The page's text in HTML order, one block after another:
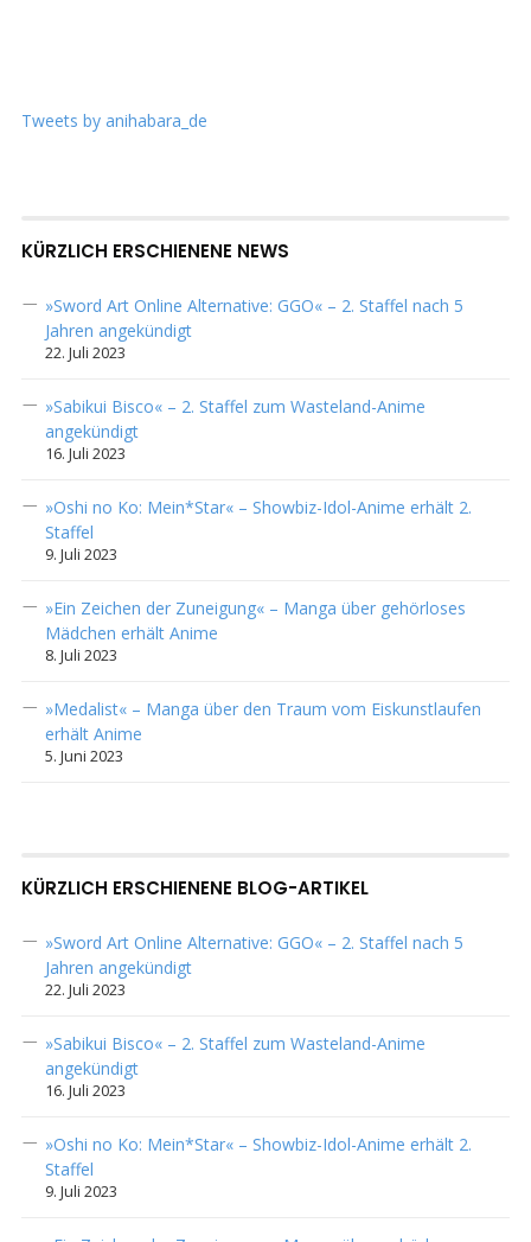
Tweets by anihabara_de
KÜRZLICH ERSCHIENENE NEWS
»Sword Art Online Alternative: GGO« – 2. Staffel nach 5
Jahren angekündigt
22. Juli 2023
»Sabikui Bisco« – 2. Staffel zum Wasteland-Anime
angekündigt
16. Juli 2023
»Oshi no Ko: Mein*Star« – Showbiz-Idol-Anime erhält 2.
Staffel
9. Juli 2023
»Ein Zeichen der Zuneigung« – Manga über gehörloses
Mädchen erhält Anime
8. Juli 2023
»Medalist« – Manga über den Traum vom Eiskunstlaufen
erhält Anime
5. Juni 2023
KÜRZLICH ERSCHIENENE BLOG-ARTIKEL
»Sword Art Online Alternative: GGO« – 2. Staffel nach 5
Jahren angekündigt
22. Juli 2023
»Sabikui Bisco« – 2. Staffel zum Wasteland-Anime
angekündigt
16. Juli 2023
»Oshi no Ko: Mein*Star« – Showbiz-Idol-Anime erhält 2.
Staffel
9. Juli 2023